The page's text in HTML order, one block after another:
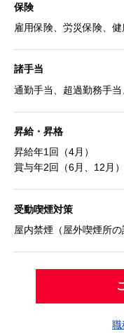
保険
雇用保険、労災保険、
諸手当
通勤手当、超過勤務手
昇給・昇格
昇給年1回（4月）
賞与年2回（6月、12月）
受動喫煙対策
屋内禁煙（屋外喫煙所の
職